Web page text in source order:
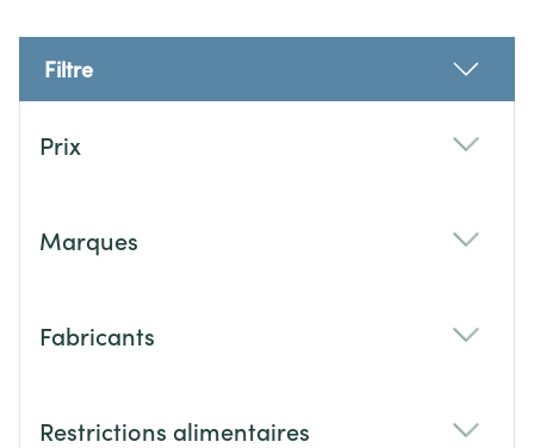
Filtre
Prix
Marques
Fabricants
Restrictions alimentaires